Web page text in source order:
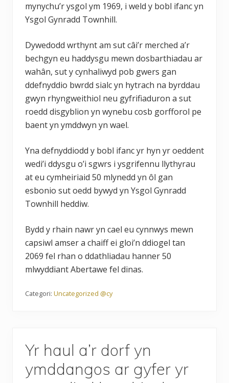
mynychu’r ysgol ym 1969, i weld y bobl ifanc yn
Ysgol Gynradd Townhill.
Dywedodd wrthynt am sut câi’r merched a’r
bechgyn eu haddysgu mewn dosbarthiadau ar
wahân, sut y cynhaliwyd pob gwers gan
ddefnyddio bwrdd sialc yn hytrach na byrddau
gwyn rhyngweithiol neu gyfrifiaduron a sut
roedd disgyblion yn wynebu cosb gorfforol pe
baent yn ymddwyn yn wael.
Yna defnyddiodd y bobl ifanc yr hyn yr oeddent
wedi’i ddysgu o’i sgwrs i ysgrifennu llythyrau
at eu cymheiriaid 50 mlynedd yn ôl gan
esbonio sut oedd bywyd yn Ysgol Gynradd
Townhill heddiw.
Bydd y rhain nawr yn cael eu cynnwys mewn
capsiwl amser a chaiff ei gloi’n ddiogel tan
2069 fel rhan o ddathliadau hanner 50
mlwyddiant Abertawe fel dinas.
Categori: Uncategorized @cy
Yr haul a’r dorf yn
ymddangos ar gyfer yr